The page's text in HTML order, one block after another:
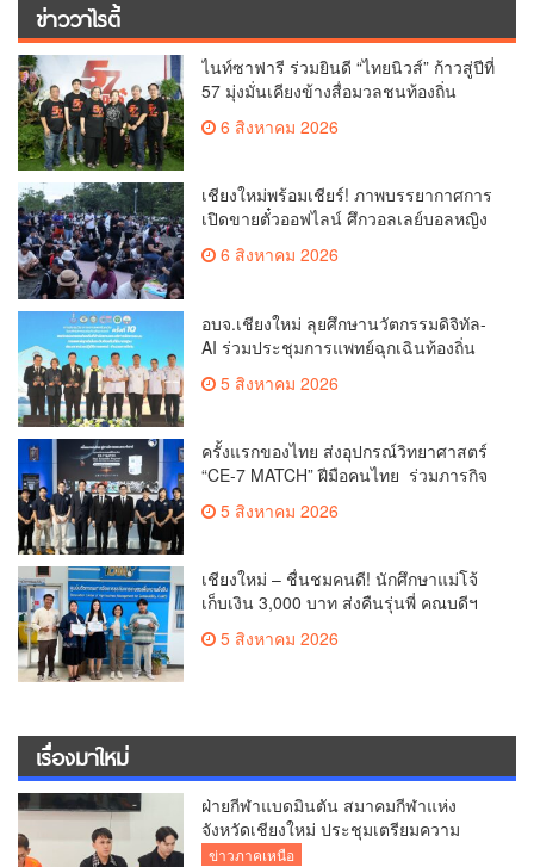
ข่าววาไรตี้
ไนท์ซาฟารี ร่วมยินดี “ไทยนิวส์” ก้าวสู่ปีที่
57 มุ่งมั่นเคียงข้างสื่อมวลชนท้องถิ่น
6 สิงหาคม 2026
เชียงใหม่พร้อมเชียร์! ภาพบรรยากาศการ
เปิดขายตั๋วออฟไลน์ ศึกวอลเลย์บอลหญิง
‘BYD DMI 6th SEA V Cup’ 6 ส.ค. นี้ รวม
6,000 ใบ
6 สิงหาคม 2026
อบจ.เชียงใหม่ ลุยศึกษานวัตกรรมดิจิทัล-
AI ร่วมประชุมการแพทย์ฉุกเฉินท้องถิ่น
เอราวัณสู่มาตรฐานสากล
5 สิงหาคม 2026
ครั้งแรกของไทย ส่งอุปกรณ์วิทยาศาสตร์
“CE-7 MATCH” ฝีมือคนไทย ร่วมภารกิจ
5 สิงหาคม 2026
เชียงใหม่ – ชื่นชมคนดี! นักศึกษาแม่โจ้
เก็บเงิน 3,000 บาท ส่งคืนรุ่นพี่ คณบดีฯ
มอบเกียรติบัตรเชิดชู “ลูกแม่โจ้เลิศน้ำใจ”
5 สิงหาคม 2026
เรื่องมาใหม่
ฝ่ายกีฬาแบดมินตัน สมาคมกีฬาแห่ง
จังหวัดเชียงใหม่ ประชุมเตรียมความ
พร้อมคัดเลือกนักกีฬาเยาวชน–ยุวชน สู่
ข่าวภาคเหนือ